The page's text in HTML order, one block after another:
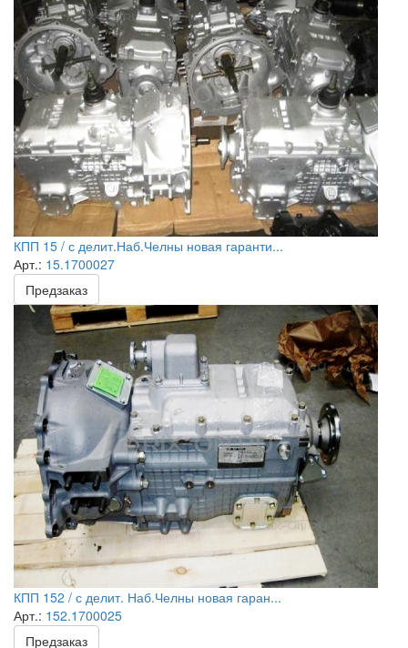
КПП 15 / с делит.Наб.Челны новая гаранти...
Арт.: 15.1700027
Предзаказ
КПП 152 / с делит. Наб.Челны новая гаран...
Арт.: 152.1700025
Предзаказ